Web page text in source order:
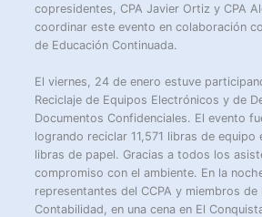
copresidentes, CPA Javier Ortiz y CPA
coordinar este evento en colaboración
de Educación Continuada.
El viernes, 24 de enero estuve
Reciclaje de Equipos Electrónicos y de
Documentos Confidenciales. El evento
logrando reciclar 11,571 libras de equipo
libras de papel. Gracias a todos los
compromiso con el ambiente. En la
representantes del CCPA y miembros de
Contabilidad, en una cena en El